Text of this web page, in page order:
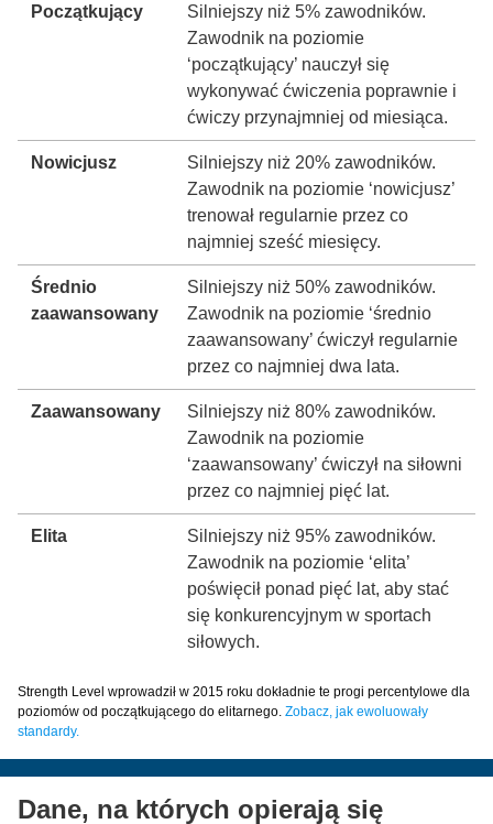
Początkujący
Silniejszy niż 5% zawodników.
Zawodnik na poziomie
‘początkujący’ nauczył się
wykonywać ćwiczenia poprawnie i
ćwiczy przynajmniej od miesiąca.
Nowicjusz
Silniejszy niż 20% zawodników.
Zawodnik na poziomie ‘nowicjusz’
trenował regularnie przez co
najmniej sześć miesięcy.
Średnio
zaawansowany
Silniejszy niż 50% zawodników.
Zawodnik na poziomie ‘średnio
zaawansowany’ ćwiczył regularnie
przez co najmniej dwa lata.
Zaawansowany
Silniejszy niż 80% zawodników.
Zawodnik na poziomie
‘zaawansowany’ ćwiczył na siłowni
przez co najmniej pięć lat.
Elita
Silniejszy niż 95% zawodników.
Zawodnik na poziomie ‘elita’
poświęcił ponad pięć lat, aby stać
się konkurencyjnym w sportach
siłowych.
Strength Level wprowadził w 2015 roku dokładnie te progi percentylowe dla
poziomów od początkującego do elitarnego. Zobacz, jak ewoluowały
standardy.
Dane, na których opierają się